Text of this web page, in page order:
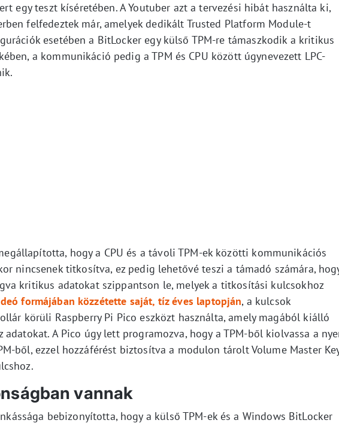
egy teszt kíséretében. A Youtuber azt a tervezési hibát használta ki,
felfedeztek már, amelyek dedikált Trusted Platform Module-t
esetében a BitLocker egy külső TPM-re támaszkodik a kritikus
a kommunikáció pedig a TPM és CPU között úgynevezett LPC-
hogy a CPU és a távoli TPM-ek közötti kommunikációs
nincsenek titkosítva, ez pedig lehetővé teszi a támadó számára,
kritikus adatokat szippantson le, melyek a titkosítási kulcsokhoz
formájában közzétette saját, tíz éves laptopján, a kulcsok
körüli Raspberry Pi Pico eszközt használta, amely magából kiálló
A Pico úgy lett programozva, hogy a TPM-ből kiolvassa a
ből, ezzel hozzáférést biztosítva a modulon tárolt Volume Master
vannak
bebizonyította, hogy a külső TPM-ek és a Windows BitLocker